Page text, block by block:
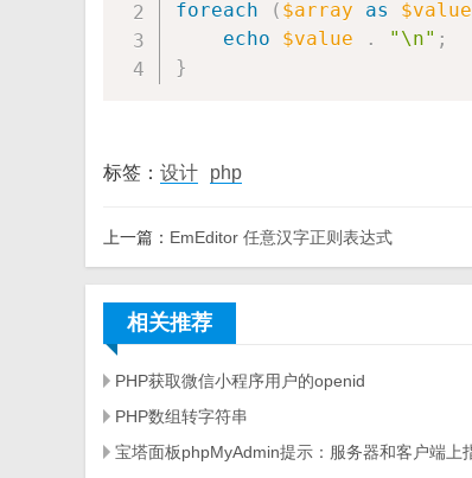
foreach
( $array as $value
echo
$value . "\n" ;
}
标签： 设计 php
上一篇： EmEditor 任意汉字正则表达式
相关推荐
PHP获取微信小程序用户的openid
PHP数组转字符串